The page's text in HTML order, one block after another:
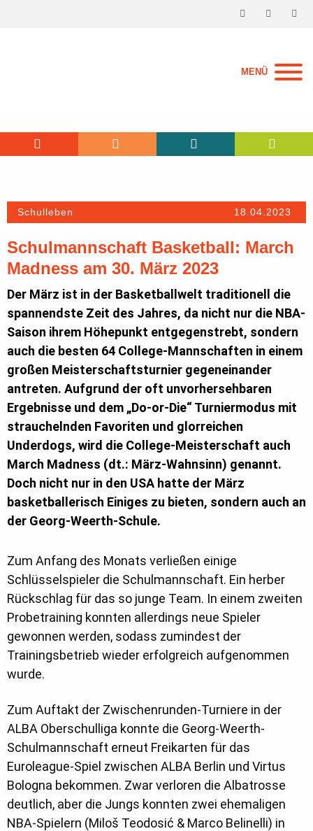
MENÜ
Schulleben 18.04.2023
Schulmannschaft Basketball: March
Madness am 30. März 2023
Der März ist in der Basketballwelt traditionell die
spannendste Zeit des Jahres, da nicht nur die NBA-
Saison ihrem Höhepunkt entgegenstrebt, sondern
auch die besten 64 College-Mannschaften in einem
großen Meisterschaftsturnier gegeneinander
antreten. Aufgrund der oft unvorhersehbaren
Ergebnisse und dem „Do-or-Die“ Turniermodus mit
strauchelnden Favoriten und glorreichen
Underdogs, wird die College-Meisterschaft auch
March Madness (dt.: März-Wahnsinn) genannt.
Doch nicht nur in den USA hatte der März
basketballerisch Einiges zu bieten, sondern auch an
der Georg-Weerth-Schule.
Zum Anfang des Monats verließen einige
Schlüsselspieler die Schulmannschaft. Ein herber
Rückschlag für das so junge Team. In einem zweiten
Probetraining konnten allerdings neue Spieler
gewonnen werden, sodass zumindest der
Trainingsbetrieb wieder erfolgreich aufgenommen
wurde.
Zum Auftakt der Zwischenrunden-Turniere in der
ALBA Oberschulliga konnte die Georg-Weerth-
Schulmannschaft erneut Freikarten für das
Euroleague-Spiel zwischen ALBA Berlin und Virtus
Bologna bekommen. Zwar verloren die Albatrosse
deutlich, aber die Jungs konnten zwei ehemaligen
NBA-Spielern (Miloš Teodosić & Marco Belinelli) in